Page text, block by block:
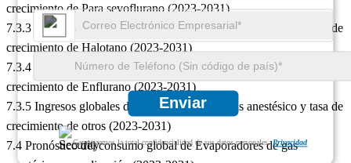
Enviar
Garantizamos la total confidencialidad de sus datos personales.Privacidad
crecimiento de Para sevoflurano (2023-2031)
7.3.3 Ingresos globales del Evaporadores de gas anestésico y tasa de
crecimiento de Halotano (2023-2031)
7.3.4 Ingresos globales del Evaporadores de gas anestésico y tasa de
crecimiento de Enflurano (2023-2031)
7.3.5 Ingresos globales del Evaporadores de gas anestésico y tasa de
crecimiento de otros (2023-2031)
7.4 Pronóstico del consumo global de Evaporadores de gas